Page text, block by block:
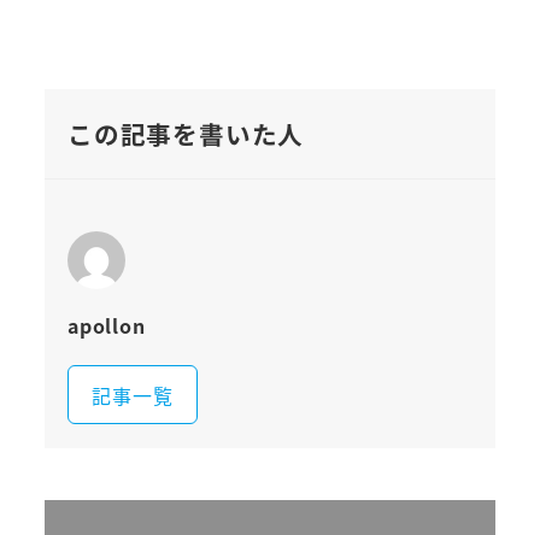
この記事を書いた人
apollon
記事一覧